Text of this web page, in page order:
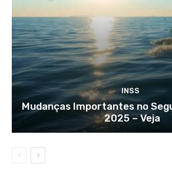
INSS
Mudanças Importantes no
2025 – Veja